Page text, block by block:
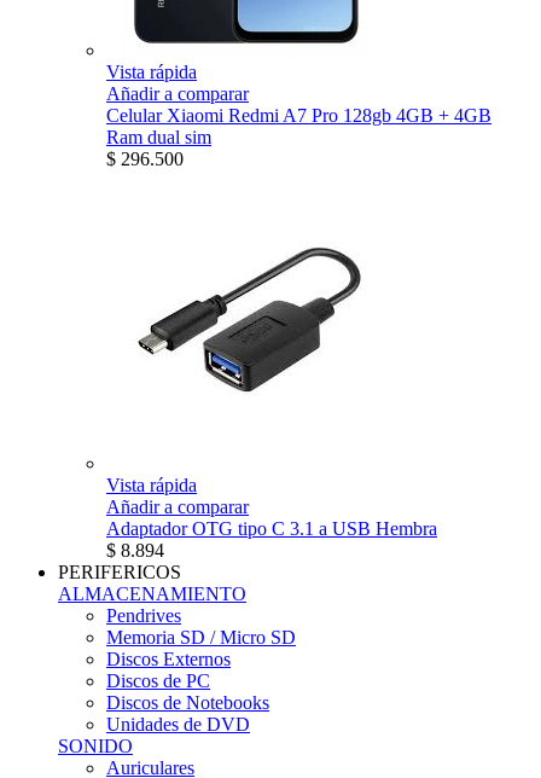
Vista rápida
Añadir a comparar
Celular Xiaomi Redmi A7 Pro 128gb 4GB + 4GB
Ram dual sim
$ 296.500
Vista rápida
Añadir a comparar
Adaptador OTG tipo C 3.1 a USB Hembra
$ 8.894
PERIFERICOS
ALMACENAMIENTO
Pendrives
Memoria SD / Micro SD
Discos Externos
Discos de PC
Discos de Notebooks
Unidades de DVD
SONIDO
Auriculares